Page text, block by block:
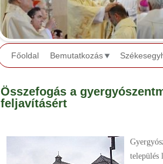
Főoldal Bemutatkozás
Összefogás a
feljavításért
település